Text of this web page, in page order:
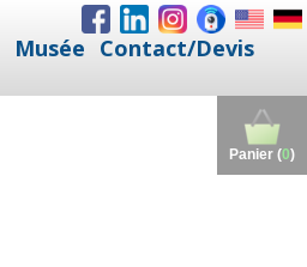
Musée Contact/Devis